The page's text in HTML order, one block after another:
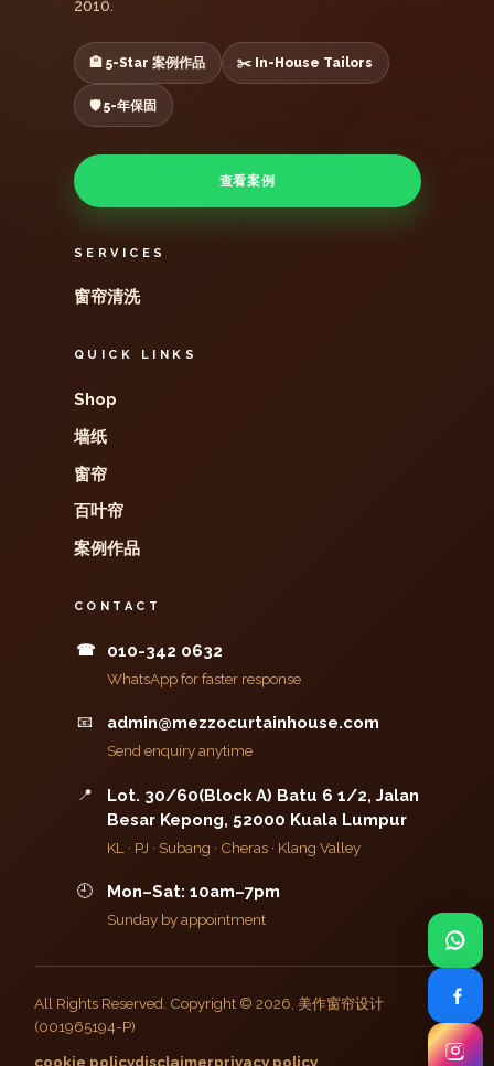
2010.
🏨 5-Star 案例作品 ✂️ In-House Tailors
🛡️ 5-年保固
查看案例
SERVICES
窗帘清洗
QUICK LINKS
Shop
墙纸
窗帘
百叶帘
案例作品
CONTACT
☎ 010-342 0632
WhatsApp for faster response
📧 admin@mezzocurtainhouse.com
Send enquiry anytime
📍
Lot. 30/60(Block A) Batu 6 1/2, Jalan
Besar Kepong, 52000 Kuala Lumpur
KL · PJ · Subang · Cheras · Klang Valley
🕘 Mon–Sat: 10am–7pm
Sunday by appointment
All Rights Reserved. Copyright © 2026, 美作窗帘设计
(001965194-P)
cookie policydisclaimerprivacy policy